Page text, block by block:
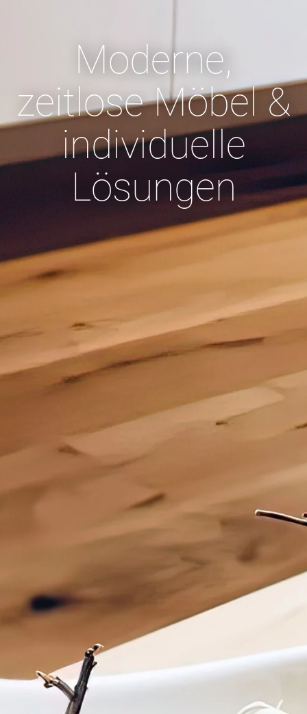
Moderne,
zeitlose Möbel &
individuelle
Lösungen